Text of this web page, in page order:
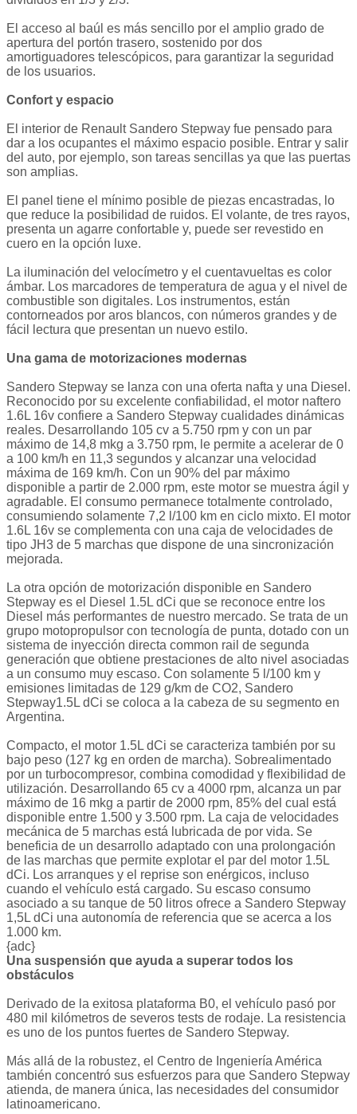
El acceso al baúl es más sencillo por el amplio grado de
apertura del portón trasero, sostenido por dos
amortiguadores telescópicos, para garantizar la seguridad
de los usuarios.
Confort y espacio
El interior de Renault Sandero Stepway fue pensado para
dar a los ocupantes el máximo espacio posible. Entrar y salir
del auto, por ejemplo, son tareas sencillas ya que las puertas
son amplias.
El panel tiene el mínimo posible de piezas encastradas, lo
que reduce la posibilidad de ruidos. El volante, de tres rayos,
presenta un agarre confortable y, puede ser revestido en
cuero en la opción luxe.
La iluminación del velocímetro y el cuentavueltas es color
ámbar. Los marcadores de temperatura de agua y el nivel de
combustible son digitales. Los instrumentos, están
contorneados por aros blancos, con números grandes y de
fácil lectura que presentan un nuevo estilo.
Una gama de motorizaciones modernas
Sandero Stepway se lanza con una oferta nafta y una Diesel.
Reconocido por su excelente confiabilidad, el motor naftero
1.6L 16v confiere a Sandero Stepway cualidades dinámicas
reales. Desarrollando 105 cv a 5.750 rpm y con un par
máximo de 14,8 mkg a 3.750 rpm, le permite a acelerar de 0
a 100 km/h en 11,3 segundos y alcanzar una velocidad
máxima de 169 km/h. Con un 90% del par máximo
disponible a partir de 2.000 rpm, este motor se muestra ágil y
agradable. El consumo permanece totalmente controlado,
consumiendo solamente 7,2 l/100 km en ciclo mixto. El motor
1.6L 16v se complementa con una caja de velocidades de
tipo JH3 de 5 marchas que dispone de una sincronización
mejorada.
La otra opción de motorización disponible en Sandero
Stepway es el Diesel 1.5L dCi que se reconoce entre los
Diesel más performantes de nuestro mercado. Se trata de un
grupo motopropulsor con tecnología de punta, dotado con un
sistema de inyección directa common rail de segunda
generación que obtiene prestaciones de alto nivel asociadas
a un consumo muy escaso. Con solamente 5 l/100 km y
emisiones limitadas de 129 g/km de CO2, Sandero
Stepway1.5L dCi se coloca a la cabeza de su segmento en
Argentina.
Compacto, el motor 1.5L dCi se caracteriza también por su
bajo peso (127 kg en orden de marcha). Sobrealimentado
por un turbocompresor, combina comodidad y flexibilidad de
utilización. Desarrollando 65 cv a 4000 rpm, alcanza un par
máximo de 16 mkg a partir de 2000 rpm, 85% del cual está
disponible entre 1.500 y 3.500 rpm. La caja de velocidades
mecánica de 5 marchas está lubricada de por vida. Se
beneficia de un desarrollo adaptado con una prolongación
de las marchas que permite explotar el par del motor 1.5L
dCi. Los arranques y el reprise son enérgicos, incluso
cuando el vehículo está cargado. Su escaso consumo
asociado a su tanque de 50 litros ofrece a Sandero Stepway
1,5L dCi una autonomía de referencia que se acerca a los
1.000 km.
{adc}
Una suspensión que ayuda a superar todos los
obstáculos
Derivado de la exitosa plataforma B0, el vehículo pasó por
480 mil kilómetros de severos tests de rodaje. La resistencia
es uno de los puntos fuertes de Sandero Stepway.
Más allá de la robustez, el Centro de Ingeniería América
también concentró sus esfuerzos para que Sandero Stepway
atienda, de manera única, las necesidades del consumidor
latinoamericano.